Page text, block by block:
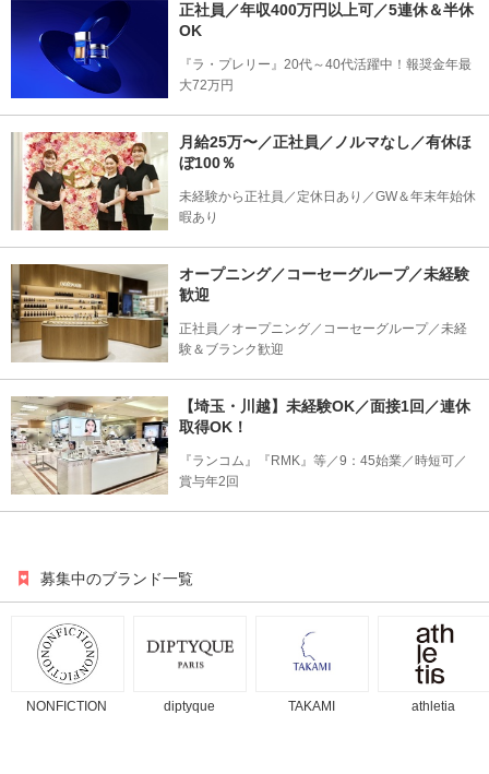
正社員／年収400万円以上可／5連休＆半休
OK
『ラ・プレリー』20代～40代活躍中！報奨金年最
大72万円
月給25万〜／正社員／ノルマなし／有休ほ
ぼ100％
未経験から正社員／定休日あり／GW＆年末年始休
暇あり
オープニング／コーセーグループ／未経験
歓迎
正社員／オープニング／コーセーグループ／未経
験＆ブランク歓迎
【埼玉・川越】未経験OK／面接1回／連休
取得OK！
『ランコム』『RMK』等／9：45始業／時短可／
賞与年2回
募集中のブランド一覧
NONFICTION diptyque TAKAMI athletia